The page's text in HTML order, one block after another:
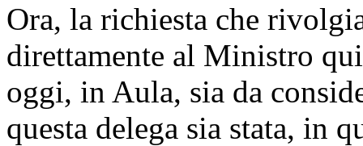
Ora, la richiesta che
direttamente al Ministro qui
oggi, in Aula, sia da
questa delega sia stata, in